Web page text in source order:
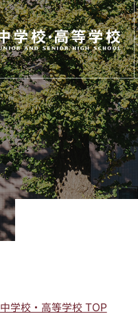
中学校・高等学校 TOP